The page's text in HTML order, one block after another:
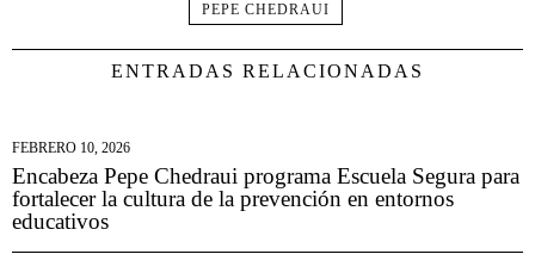
PEPE CHEDRAUI
ENTRADAS RELACIONADAS
FEBRERO 10, 2026
Encabeza Pepe Chedraui programa Escuela Segura para
fortalecer la cultura de la prevención en entornos
educativos